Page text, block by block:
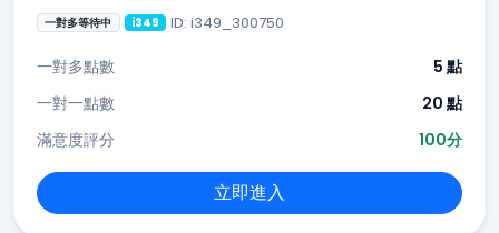
一對多等待中 i349 ID: i349_300750
一對多點數
5 點
一對一點數
20 點
滿意度評分
100分
立即進入